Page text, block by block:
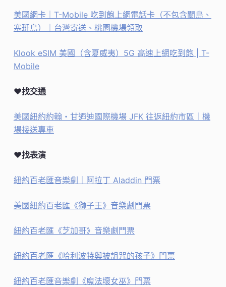
美國網卡｜T-Mobile 吃到飽上網電話卡（不包含關島、
塞班島）｜台灣寄送、桃園機場領取
Klook eSIM 美國（含夏威夷）5G 高速上網吃到飽 | T-
Mobile
♥找交通
美國紐約約翰・甘迺迪國際機場 JFK 往返紐約市區｜機
場接送專車
♥找表演
紐約百老匯音樂劇｜阿拉丁 Aladdin 門票
美國紐約百老匯《獅子王》音樂劇門票
紐約百老匯《芝加哥》音樂劇門票
紐約百老匯《哈利波特與被詛咒的孩子》門票
紐約百老匯音樂劇《魔法壞女巫》門票